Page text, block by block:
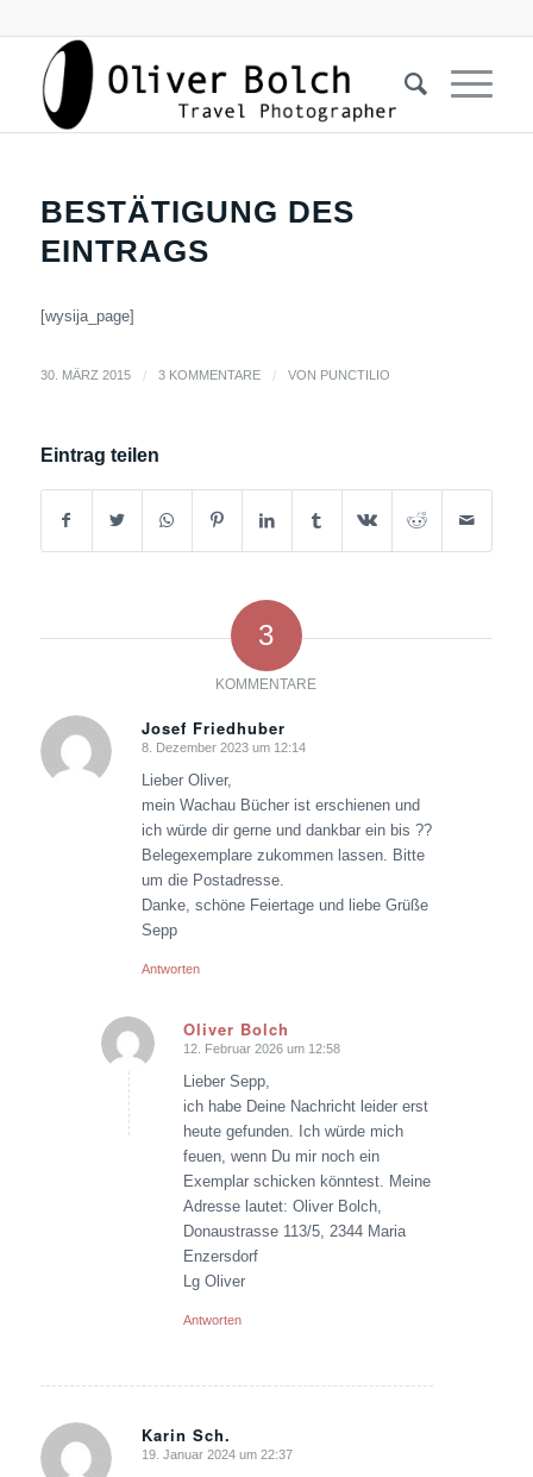
BESTÄTIGUNG DES
EINTRAGS
[wysija_page]
30. MÄRZ 2015 / 3 KOMMENTARE / VON PUNCTILIO
Eintrag teilen
3
KOMMENTARE
Josef Friedhuber
sagte:
8. Dezember 2023 um 12:14
Lieber Oliver,
mein Wachau Bücher ist erschienen und
ich würde dir gerne und dankbar ein bis ??
Belegexemplare zukommen lassen. Bitte
um die Postadresse.
Danke, schöne Feiertage und liebe Grüße
Sepp
Antworten
Oliver Bolch
sagte:
12. Februar 2026 um 12:58
Lieber Sepp,
ich habe Deine Nachricht leider erst
heute gefunden. Ich würde mich
feuen, wenn Du mir noch ein
Exemplar schicken könntest. Meine
Adresse lautet: Oliver Bolch,
Donaustrasse 113/5, 2344 Maria
Enzersdorf
Lg Oliver
Antworten
Karin Sch.
sagte:
19. Januar 2024 um 22:37